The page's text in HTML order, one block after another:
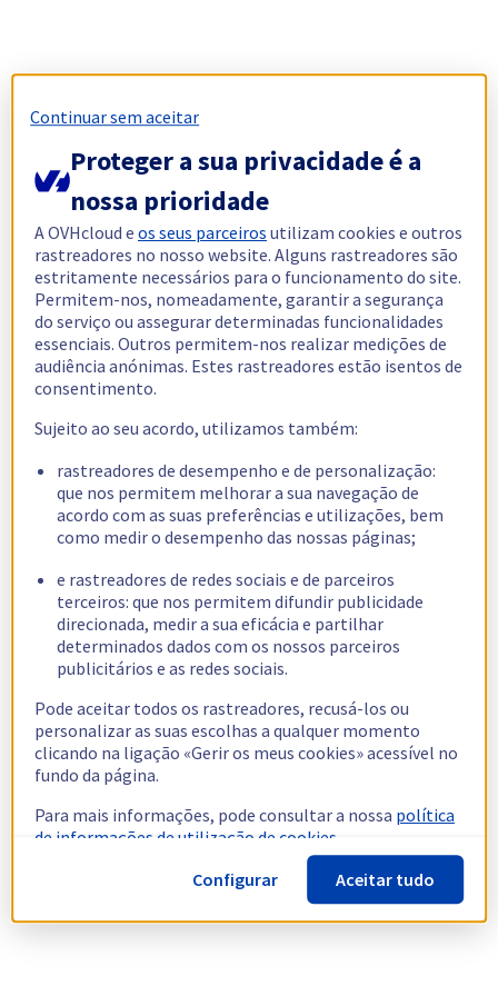
Continuar sem aceitar
Proteger a sua privacidade é a
nossa prioridade
A OVHcloud eos seus parceiros utilizam cookies e outros
rastreadores no nosso website. Alguns rastreadores são
estritamente necessários para o funcionamento do site.
Permitem-nos, nomeadamente, garantir a segurança
do serviço ou assegurar determinadas funcionalidades
essenciais. Outros permitem-nos realizar medições de
audiência anónimas. Estes rastreadores estão isentos de
consentimento.
Sujeito ao seu acordo, utilizamos também:
rastreadores de desempenho e de personalização:
que nos permitem melhorar a sua navegação de
acordo com as suas preferências e utilizações, bem
como medir o desempenho das nossas páginas;
e rastreadores de redes sociais e de parceiros
terceiros: que nos permitem difundir publicidade
direcionada, medir a sua eficácia e partilhar
determinados dados com os nossos parceiros
publicitários e as redes sociais.
Pode aceitar todos os rastreadores, recusá-los ou
personalizar as suas escolhas a qualquer momento
clicando na ligação «Gerir os meus cookies» acessível no
fundo da página.
Para mais informações, pode consultar a nossa política
de informações de utilização de cookies.
Configurar
Aceitar tudo